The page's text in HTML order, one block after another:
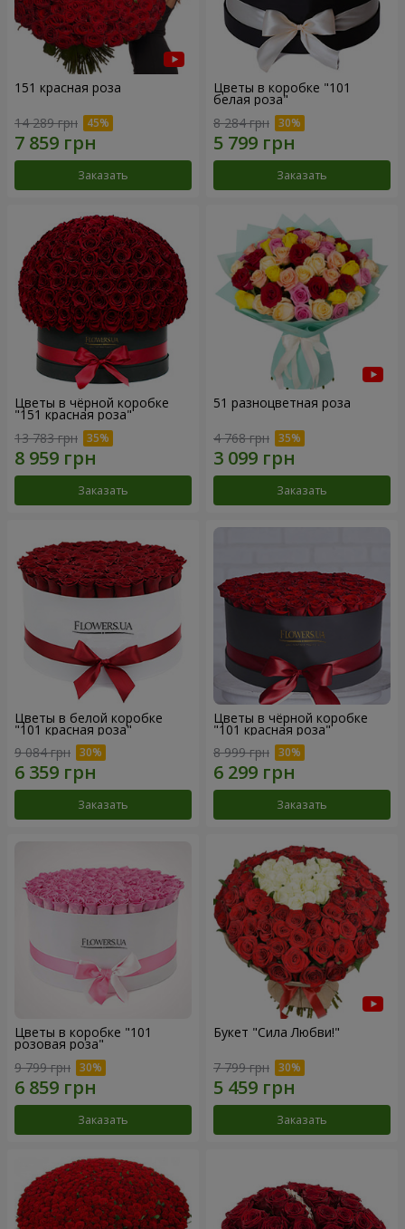
151 красная роза
14 289 грн
Заказать
Цветы в коробке "101
белая роза"
8 284 грн
Заказать
Цветы в чёрной коробке
"151 красная роза"
13 783 грн
Заказать
51 разноцветная роза
4 768 грн
Заказать
Цветы в белой коробке
"101 красная роза"
9 084 грн
Заказать
Цветы в чёрной коробке
"101 красная роза"
8 999 грн
Заказать
Цветы в коробке "101
розовая роза"
9 799 грн
Заказать
Букет "Сила Любви!"
7 799 грн
Заказать